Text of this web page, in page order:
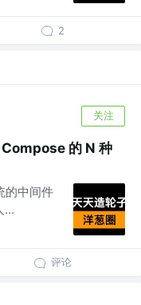
2
关注
的 N 种
的中间件
...
评论